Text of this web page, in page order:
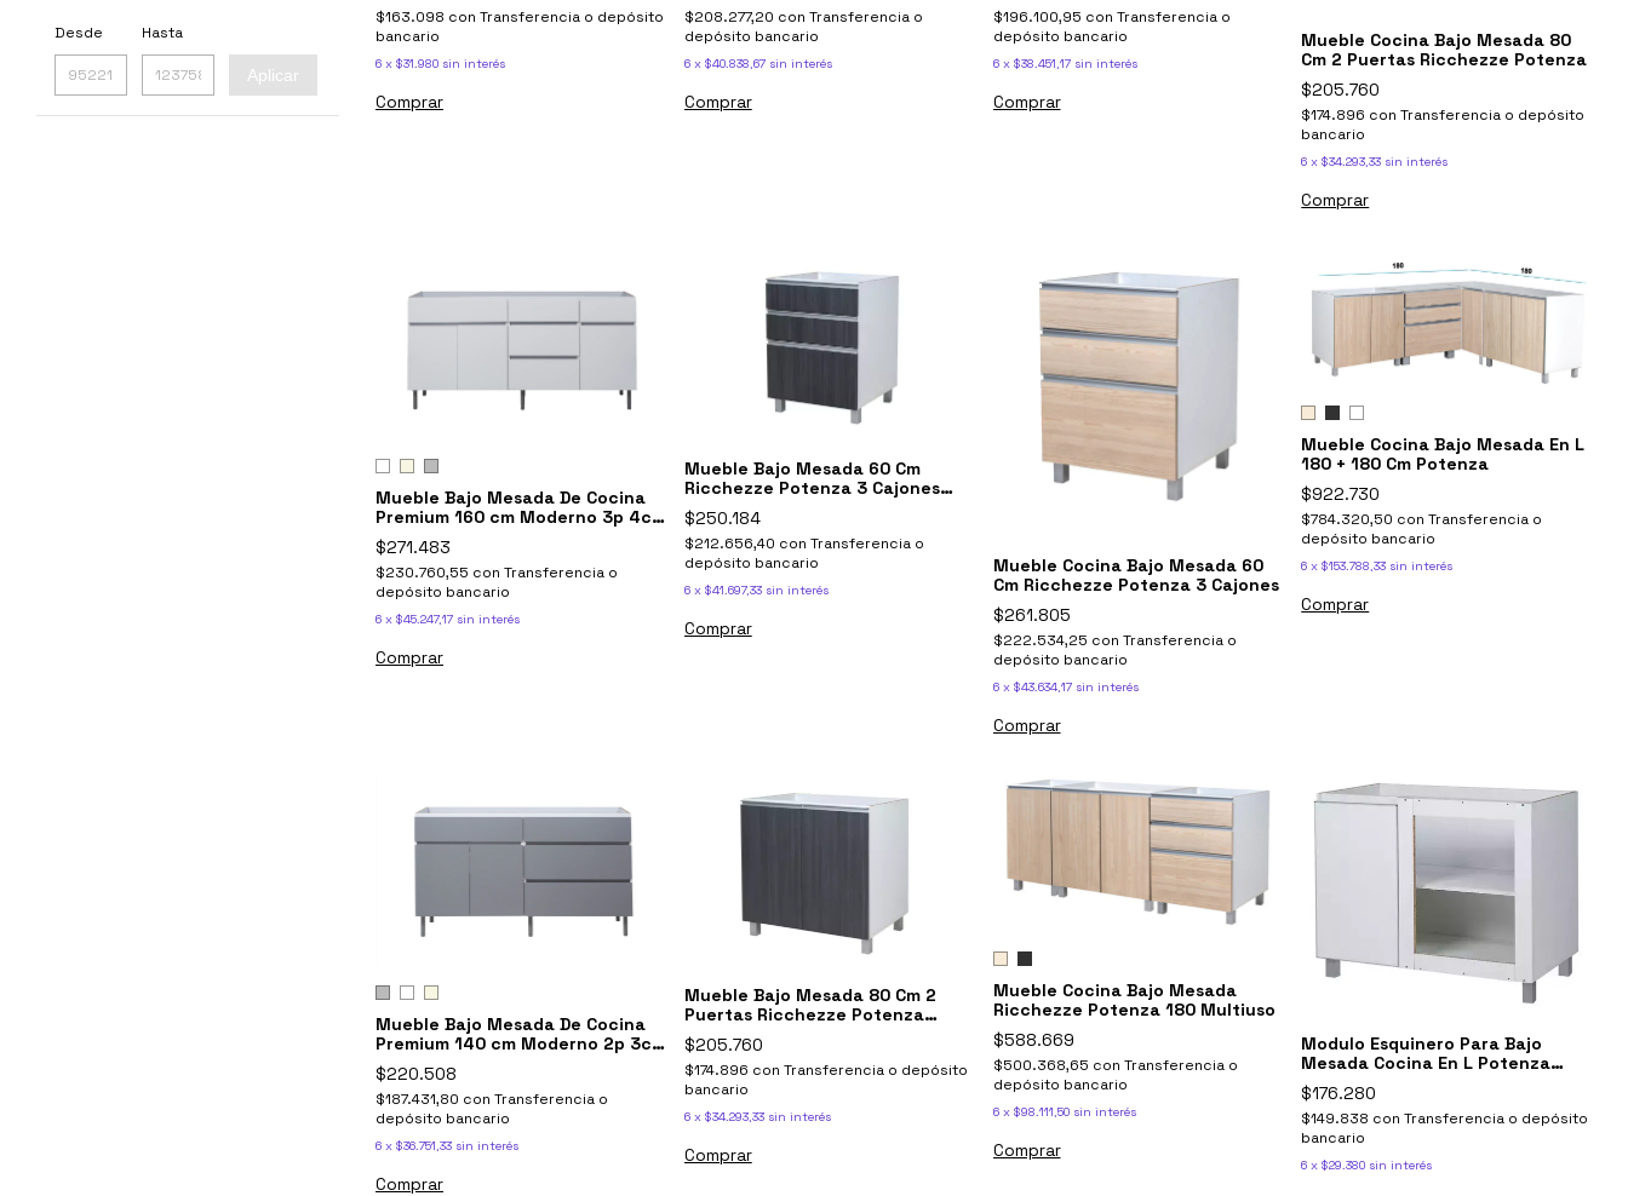
Desde Hasta
Aplicar
$163.098 con Transferencia o depósito
bancario
6 x $31.980 sin interés
Comprar
$208.277,20 con Transferencia o
depósito bancario
6 x $40.838,67 sin interés
Comprar
$196.100,95 con Transferencia o
depósito bancario
6 x $38.451,17 sin interés
Comprar
Mueble Cocina Bajo Mesada 80
Cm 2 Puertas Ricchezze Potenza
$205.760
$174.896 con Transferencia o depósito
bancario
6 x$34.293,33 sin interés
Comprar
Mueble Bajo Mesada De Cocina
Premium 160 cm Moderno 3p 4c
Livorno - Ricchezze
$271.483
$230.760,55 con Transferencia o
depósito bancario
6 x $45.247,17 sin interés
Comprar
Mueble Bajo Mesada 60 Cm
Ricchezze Potenza 3 Cajones
Negro Antracita
$250.184
$212.656,40 con Transferencia o
depósito bancario
6 x $41.697,33 sin interés
Comprar
Mueble Cocina Bajo Mesada 60
Cm Ricchezze Potenza 3 Cajones
$261.805
$222.534,25 con Transferencia o
depósito bancario
6 x $43.634,17 sin interés
Comprar
Mueble Cocina Bajo Mesada En L
180 + 180 Cm Potenza
$922.730
$784.320,50 con Transferencia o
depósito bancario
6 x$153.788,33 sin interés
Comprar
Mueble Bajo Mesada De Cocina
Premium 140 cm Moderno 2p 3c
Livorno - Ricchezze
$220.508
$187.431,80 con Transferencia o
depósito bancario
6 x $36.751,33 sin interés
Comprar
Mueble Bajo Mesada 80 Cm 2
Puertas Ricchezze Potenza
Negro Antracita
$205.760
$174.896 con Transferencia o depósito
bancario
6 x $34.293,33 sin interés
Comprar
Mueble Cocina Bajo Mesada
Ricchezze Potenza 180 Multiuso
$588.669
$500.368,65 con Transferencia o
depósito bancario
6 x $98.111,50 sin interés
Comprar
Modulo Esquinero Para Bajo
Mesada Cocina En L Potenza
Blanco
$176.280
$149.838 con Transferencia o depósito
bancario
6 x$29.380 sin interés